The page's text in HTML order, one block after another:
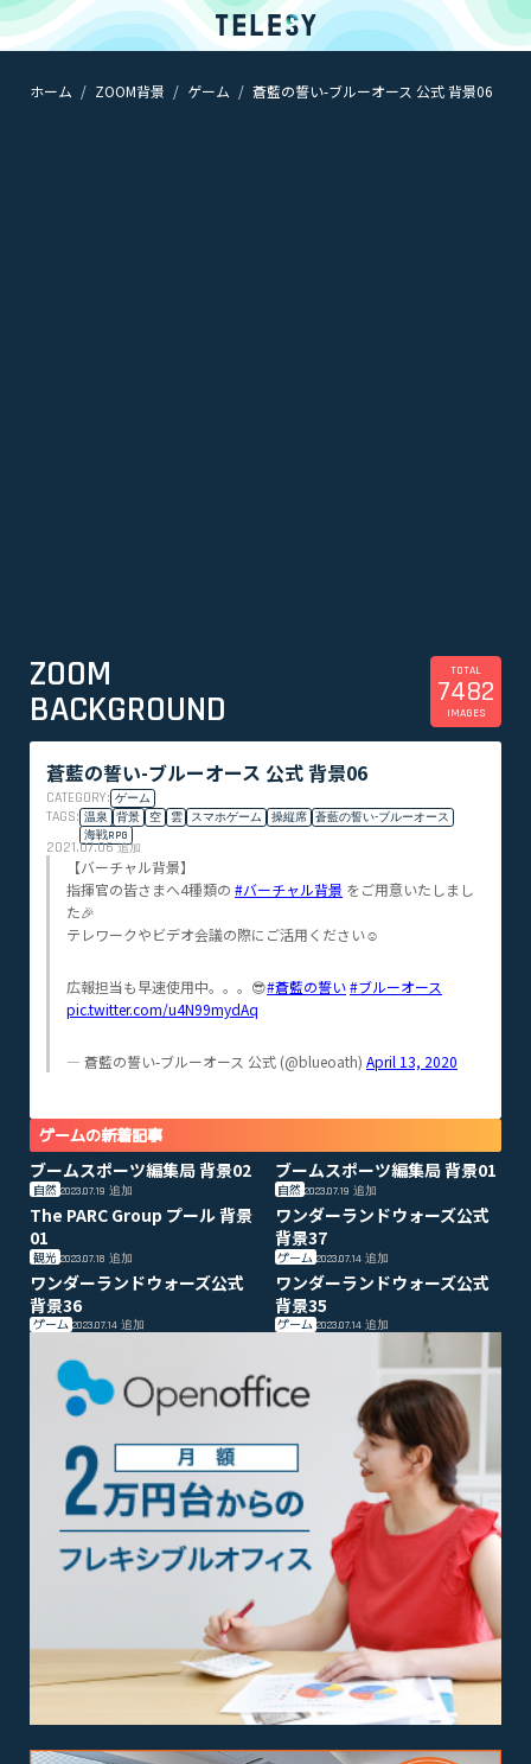
ホーム
ホーム ZOOM背景 ゲーム 蒼藍の誓い-ブルーオース 公式 背景06
ZOOM
BACKGROUND
TOTAL
7482
IMAGES
蒼藍の誓い-ブルーオース 公式 背景06
CATEGORY: ゲーム
TAGS: 温泉 背景 空 雲 スマホゲーム 操縦席
蒼藍の誓い-ブルーオース
海戦RPG
2021.07.06追加
【バーチャル背景】
指揮官の皆さまへ4種類の #バーチャル背景 をご用意いたしまし
た🎉
テレワークやビデオ会議の際にご活用ください☺️
広報担当も早速使用中。。。😎#蒼藍の誓い#ブルーオース
pic.twitter.com/u4N99mydAq
— 蒼藍の誓い-ブルーオース 公式 (@blueoath) April 13, 2020
ゲームの新着記事
ブームスポーツ編集局 背景02
自然 2023.07.19 追加
ブームスポーツ編集局 背景01
自然 2023.07.19追加
The PARC Group プール 背景
01
観光 2023.07.18 追加
ワンダーランドウォーズ公式
背景37
ゲーム 2023.07.14追加
ワンダーランドウォーズ公式
背景36
ゲーム 2023.07.14 追加
ワンダーランドウォーズ公式
背景35
ゲーム 2023.07.14追加